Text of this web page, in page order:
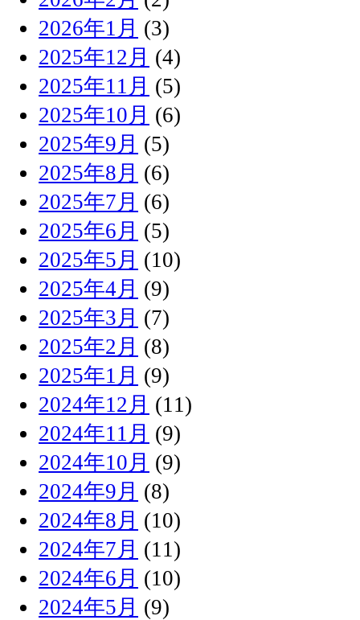
2026年1月 (3)
2025年12月 (4)
2025年11月 (5)
2025年10月 (6)
2025年9月 (5)
2025年8月 (6)
2025年7月 (6)
2025年6月 (5)
2025年5月 (10)
2025年4月 (9)
2025年3月 (7)
2025年2月 (8)
2025年1月 (9)
2024年12月 (11)
2024年11月 (9)
2024年10月 (9)
2024年9月 (8)
2024年8月 (10)
2024年7月 (11)
2024年6月 (10)
2024年5月 (9)